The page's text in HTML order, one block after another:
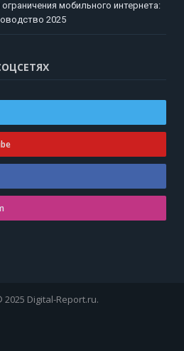
мобильного интернета:
2025
Digital-Report.ru.